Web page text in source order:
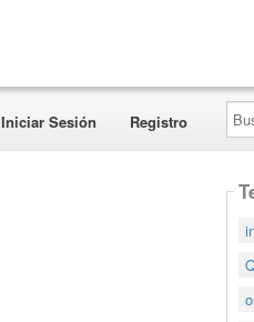
Iniciar Sesión Registro